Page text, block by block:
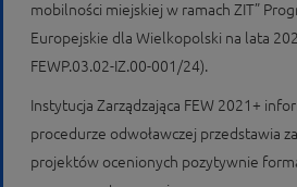
mobilności miejskiej w ramach ZIT”
Europejskie dla Wielkopolski na lata
FEWP.03.02-IZ.00-001/24).
Instytucja Zarządzająca FEW 2021+
procedurze odwoławczej przedstawia
projektów ocenionych pozytywnie